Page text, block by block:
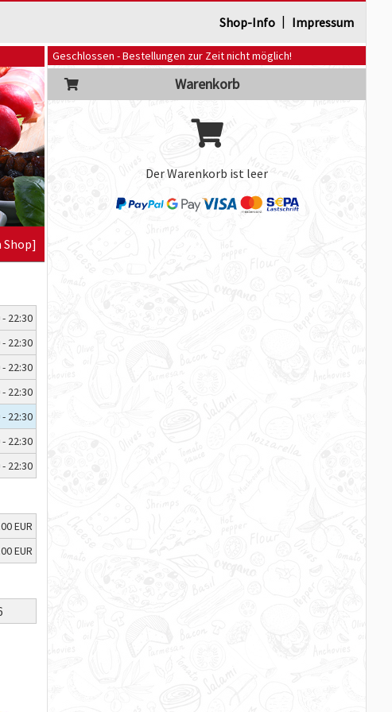
Shop-Info | Impressum
Geschlossen - Bestellungen zur Zeit nicht möglich!
Warenkorb
Der Warenkorb ist leer
Shop]
22:30
22:30
22:30
22:30
22:30
22:30
22:30
EUR
EUR